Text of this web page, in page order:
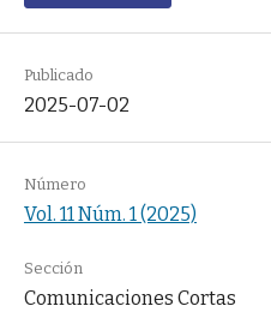
Publicado
2025-07-02
Número
Vol. 11 Núm. 1 (2025)
Sección
Comunicaciones Cortas